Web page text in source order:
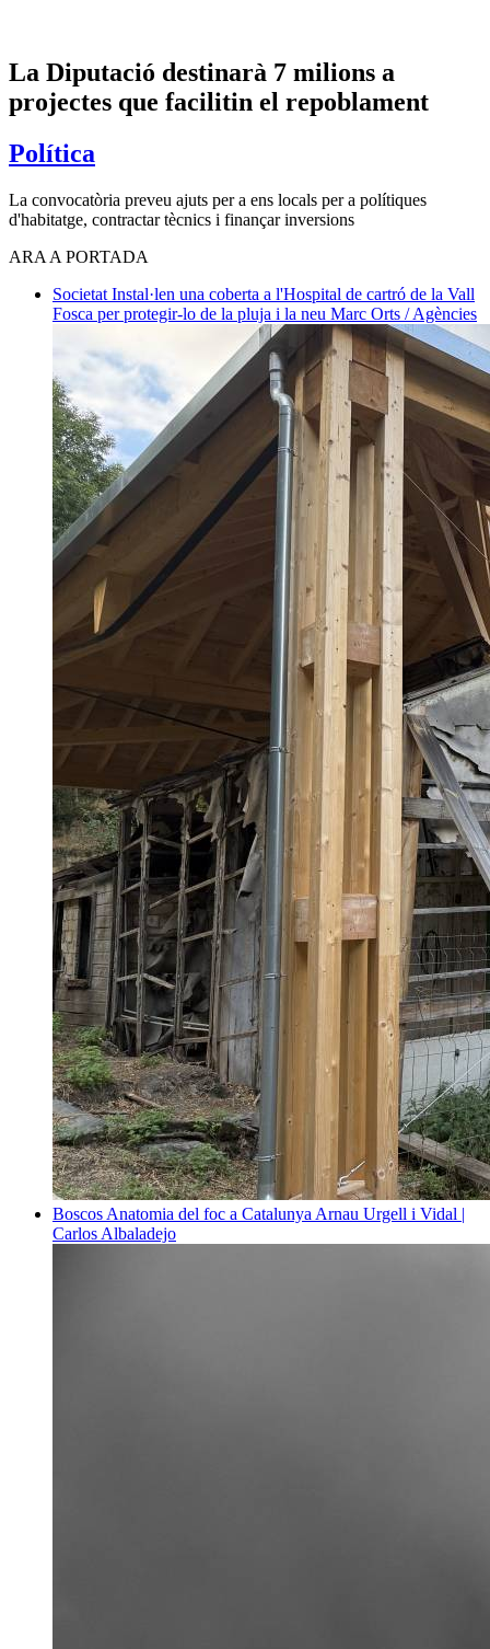
La Diputació destinarà 7 milions a
projectes que facilitin el repoblament
Política
La convocatòria preveu ajuts per a ens locals per a polítiques
d'habitatge, contractar tècnics i finançar inversions
ARA A PORTADA
Societat Instal·len una coberta a l'Hospital de cartró de la Vall
Fosca per protegir-lo de la pluja i la neu Marc Orts / Agències
Boscos Anatomia del foc a Catalunya Arnau Urgell i Vidal |
Carlos Albaladejo